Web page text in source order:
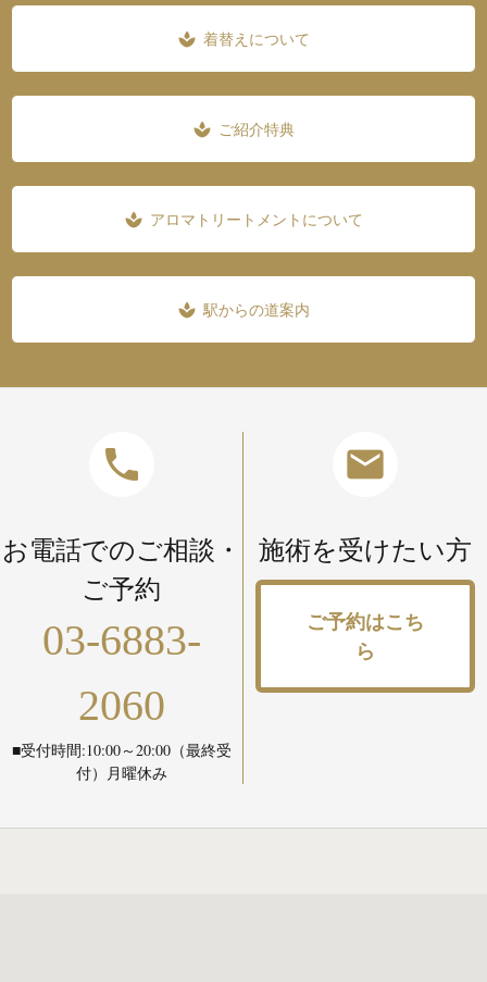
spa 着替えについて
spa ご紹介特典
spa アロマトリートメントについて
spa 駅からの道案内
phone
お電話でのご相談・
ご予約
03-6883-
2060
■受付時間:10:00～20:00（最終受
付）月曜休み
mail
施術を受けたい方
ご予約はこち
ら